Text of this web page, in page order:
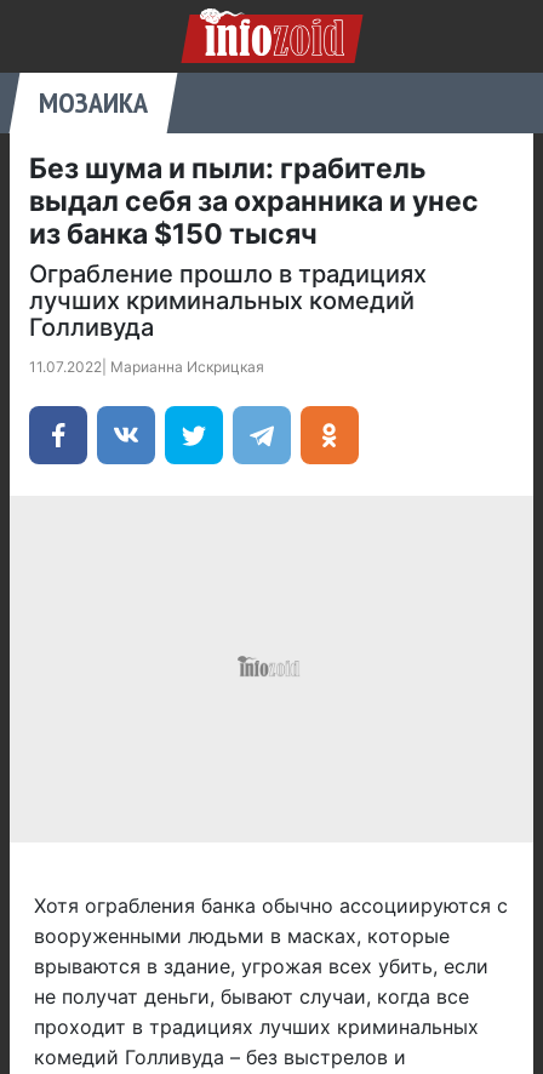
МОЗАИКА
Без шума и пыли: грабитель
выдал себя за охранника и унес
из банка $150 тысяч
Ограбление прошло в традициях
лучших криминальных комедий
Голливуда
11.07.2022 Марианна Искрицкая
Хотя ограбления банка обычно ассоциируются с
вооруженными людьми в масках, которые
врываются в здание, угрожая всех убить, если
не получат деньги, бывают случаи, когда все
проходит в традициях лучших криминальных
комедий Голливуда – без выстрелов и